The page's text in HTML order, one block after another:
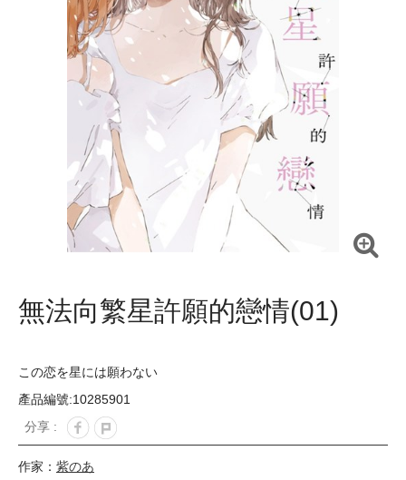
無法向繁星許願的戀情(01)
この恋を星には願わない
產品編號:10285901
分享 :
作家： 紫のあ